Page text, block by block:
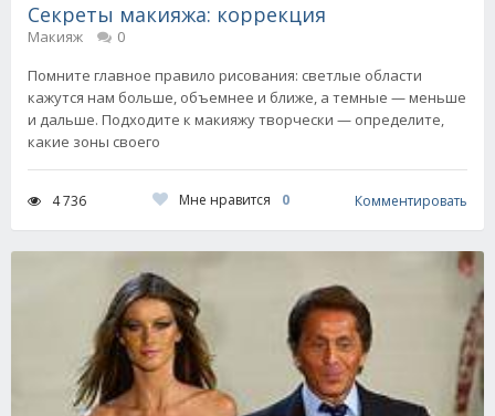
Секреты макияжа: коррекция
Макияж
0
Помните главное правило рисования: светлые области
кажутся нам больше, объемнее и ближе, а темные — меньше
и дальше. Подходите к макияжу творчески — определите,
какие зоны своего
4 736 Мне нравится 0 Комментировать